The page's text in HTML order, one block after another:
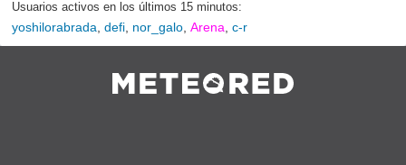
Usuarios activos en los últimos 15 minutos:
yoshilorabrada defi nor_galo Arena c-r